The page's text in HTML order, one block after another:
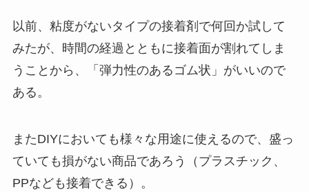
以前、粘度がないタイプの接着剤で何回か試して
みたが、時間の経過とともに接着面が割れてしま
うことから、「弾力性のあるゴム状」がいいので
ある。
またDIYにおいても様々な用途に使えるので、盛っ
ていても損がない商品であろう（プラスチック、
PPなども接着できる）。